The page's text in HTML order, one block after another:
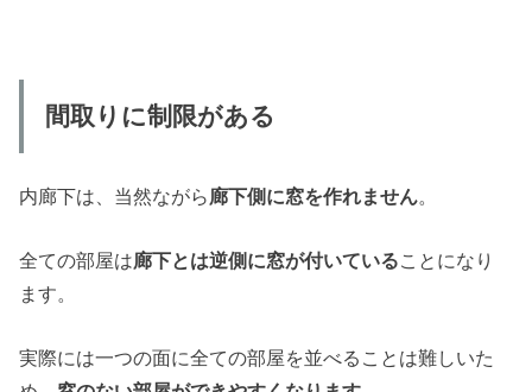
間取りに制限がある
内廊下は、当然ながら廊下側に窓を作れません。
全ての部屋は廊下とは逆側に窓が付いていることになり
ます。
実際には一つの面に全ての部屋を並べることは難しいた